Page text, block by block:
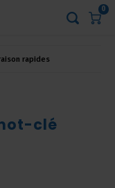
0
rapides
clé